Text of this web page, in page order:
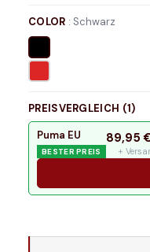
COLOR : Schwarz
PREISVERGLEICH (1)
Puma EU
BESTER PREIS
89,95
+